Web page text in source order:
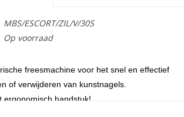
MBS/ESCORT/ZIL/V/30S
Op voorraad
freesmachine voor het snel en effectief
of verwijderen van kunstnagels.
ergonomisch handstuk!